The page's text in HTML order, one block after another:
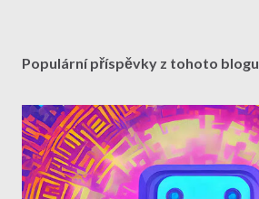
Populární příspěvky z tohoto blogu